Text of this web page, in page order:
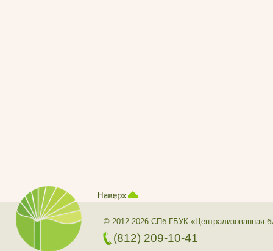
© 2012-2026 СПб ГБУК «Централизованная
(812) 209-10-41